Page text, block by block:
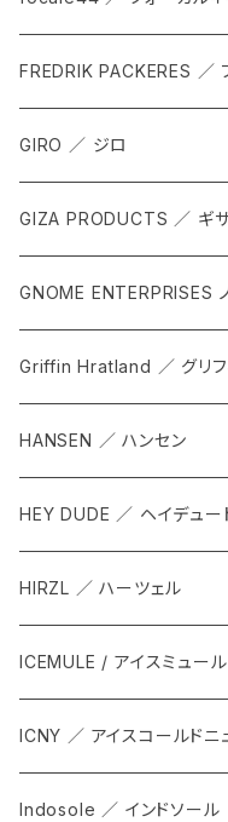
FREDRIK PACKERES ／
GIRO ／ ジロ
GIZA PRODUCTS ／ ギ
GNOME ENTERPRISES
Griffin Hratland ／ グリフ
HANSEN ／ ハンセン
HEY DUDE ／ ヘイデュー
HIRZL ／ ハーツェル
ICEMULE / アイスミュール
ICNY ／ アイスコールドニ
Indosole ／ インドソール